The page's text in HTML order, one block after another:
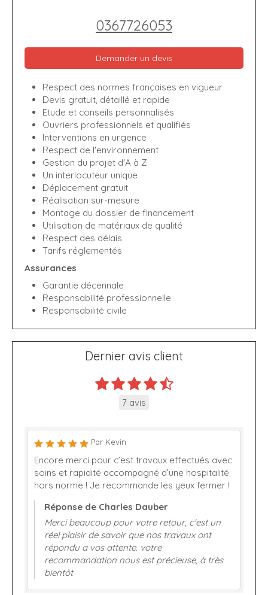
0367726053
Demander un devis
Respect des normes françaises en vigueur
Devis gratuit, détaillé et rapide
Etude et conseils personnalisés
Ouvriers professionnels et qualifiés
Interventions en urgence
Respect de l'environnement
Gestion du projet d'A à Z
Un interlocuteur unique
Déplacement gratuit
Réalisation sur-mesure
Montage du dossier de financement
Utilisation de matériaux de qualité
Respect des délais
Tarifs réglementés
Assurances
Garantie décennale
Responsabilité professionnelle
Responsabilité civile
Dernier avis client
7 avis
Par Kevin
Encore merci pour c’est travaux effectués avec
soins et rapidité accompagné d’une hospitalité
hors norme ! Je recommande les yeux fermer !
Réponse de Charles Dauber
Merci beaucoup pour votre retour, c'est un
réel plaisir de savoir que nos travaux ont
répondu a vos attente. votre
recommandation nous est précieuse, à très
bientôt